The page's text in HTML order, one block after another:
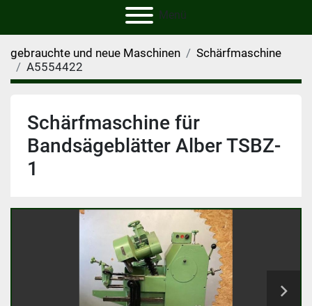
Menü
gebrauchte und neue Maschinen
Schärfmaschine
A5554422
Schärfmaschine für
Bandsägeblätter Alber TSBZ-
1